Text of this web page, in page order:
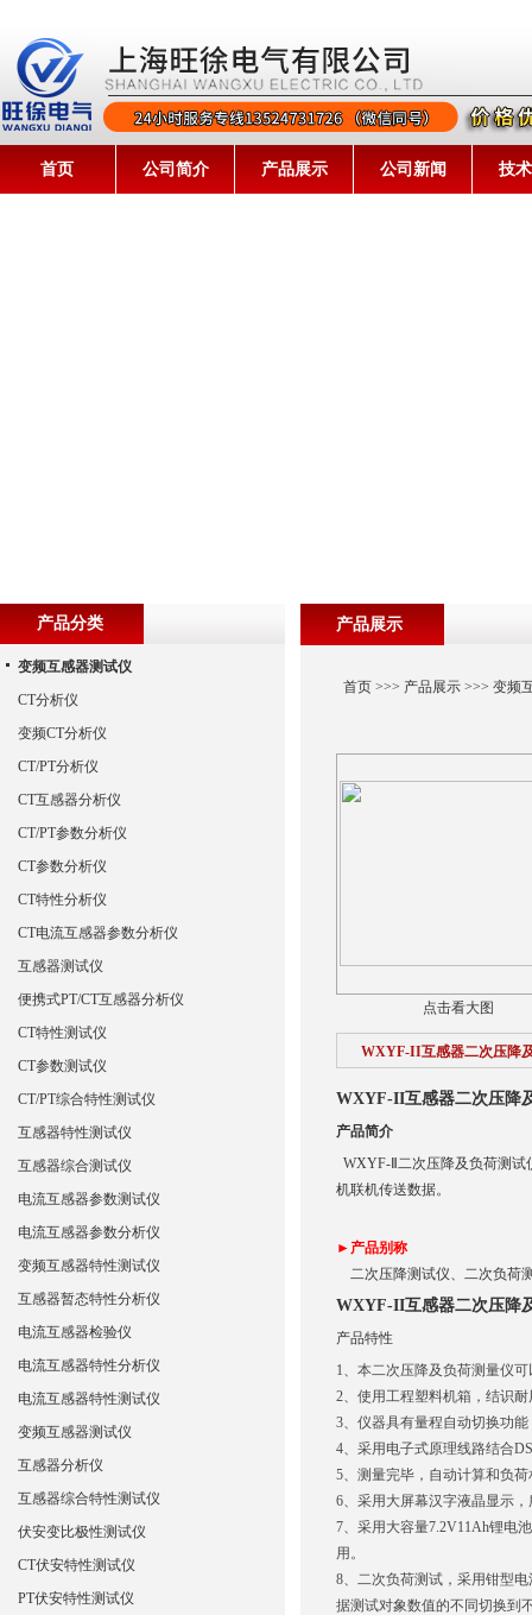
首页 公司简介 产品展示 公司新闻 技
产品展示
首页>>> 产品展示>>> 变频
点击看大图
WXYF-II互感器二次压降
WXYF-II互感器二次压降
产品简介
WXYF-Ⅱ二次压降及负荷测
机联机传送数据。
►产品别称
二次压降测试仪、二次负荷
WXYF-II互感器二次压降
产品特性
1、本二次压降及负荷测量仪
2、使用工程塑料机箱，结识
3、仪器具有量程自动切换功
4、采用电子式原理线路结合
5、测量完毕，自动计算和负
6、采用大屏幕汉字液晶显示
7、采用大容量7.2V11Ah锂电
用。
8、二次负荷测试，采用钳型
据测试对象数值的不同切换到
产品分类
变频互感器测试仪
CT分析仪
变频CT分析仪
CT/PT分析仪
CT互感器分析仪
CT/PT参数分析仪
CT参数分析仪
CT特性分析仪
CT电流互感器参数分析仪
互感器测试仪
便携式PT/CT互感器分析仪
CT特性测试仪
CT参数测试仪
CT/PT综合特性测试仪
互感器特性测试仪
互感器综合测试仪
电流互感器参数测试仪
电流互感器参数分析仪
变频互感器特性测试仪
互感器暂态特性分析仪
电流互感器检验仪
电流互感器特性分析仪
电流互感器特性测试仪
变频互感器测试仪
互感器分析仪
互感器综合特性测试仪
伏安变比极性测试仪
CT伏安特性测试仪
PT伏安特性测试仪